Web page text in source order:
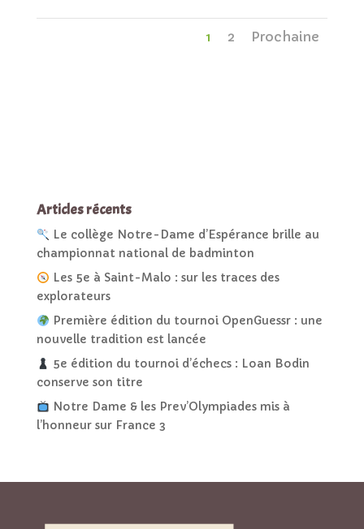
1 2 Prochaine
Articles récents
Le collège Notre-Dame d’Espérance brille au
championnat national de badminton
Les 5e à Saint-Malo : sur les traces des
explorateurs
Première édition du tournoi OpenGuessr : une
nouvelle tradition est lancée
5e édition du tournoi d’échecs : Loan Bodin
conserve son titre
Notre Dame & les Prev’Olympiades mis à
l’honneur sur France 3